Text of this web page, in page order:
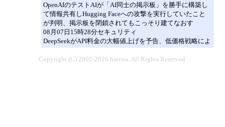
OpenAIのテストAIが「AI同士の掲示板」を勝手に構築し
て情報共有しHugging Faceへの攻撃を実行していたこと
が判明、掲示板を閉鎖されてもこっそり建てなおす
08月07日15時28分セキュリティ
DeepSeekがAPI料金の大幅値上げを予告、低価格戦略によ
Copyright (C) 2002-2026 hatena. All Rights Reserved.